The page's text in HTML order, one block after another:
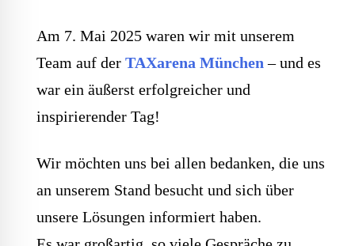
Am 7. Mai 2025 waren wir mit unserem
Team auf der TAXarena München – und es
war ein äußerst erfolgreicher und
inspirierender Tag!
Wir möchten uns bei allen bedanken, die uns
an unserem Stand besucht und sich über
unsere Lösungen informiert haben.